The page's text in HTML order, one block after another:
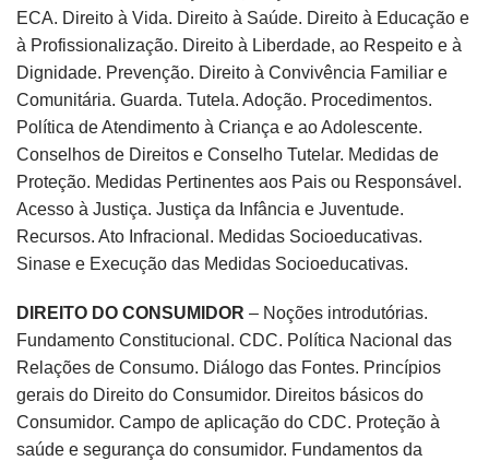
ECA. Direito à Vida. Direito à Saúde. Direito à Educação e
à Profissionalização. Direito à Liberdade, ao Respeito e à
Dignidade. Prevenção. Direito à Convivência Familiar e
Comunitária. Guarda. Tutela. Adoção. Procedimentos.
Política de Atendimento à Criança e ao Adolescente.
Conselhos de Direitos e Conselho Tutelar. Medidas de
Proteção. Medidas Pertinentes aos Pais ou Responsável.
Acesso à Justiça. Justiça da Infância e Juventude.
Recursos. Ato Infracional. Medidas Socioeducativas.
Sinase e Execução das Medidas Socioeducativas.
DIREITO DO CONSUMIDOR – Noções introdutórias.
Fundamento Constitucional. CDC. Política Nacional das
Relações de Consumo. Diálogo das Fontes. Princípios
gerais do Direito do Consumidor. Direitos básicos do
Consumidor. Campo de aplicação do CDC. Proteção à
saúde e segurança do consumidor. Fundamentos da